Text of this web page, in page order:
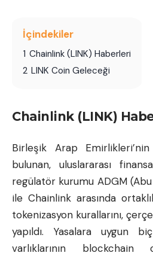
İçindekiler
1 Chainlink (LINK) Haberleri
2 LINK Coin Geleceği
Chainlink (LINK)
Birleşik Arap
bulunan, uluslararası
regülatör kurumu ADGM
ile Chainlink arasında
tokenizasyon kurallarını,
yapıldı. Yasalara uygun
varlıklarının blockchain